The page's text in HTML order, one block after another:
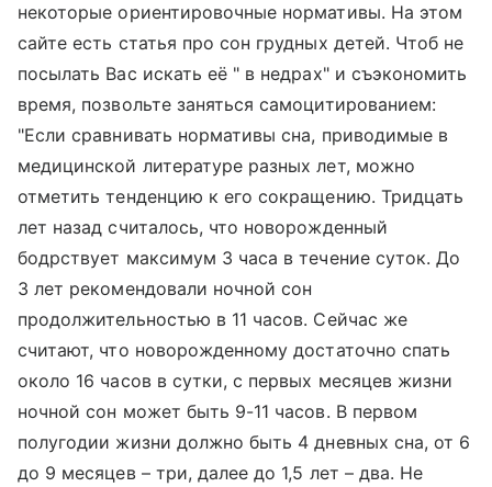
некоторые ориентировочные нормативы. На этом
сайте есть статья про сон грудных детей. Чтоб не
посылать Вас искать её " в недрах" и съэкономить
время, позвольте заняться самоцитированием:
"Если сравнивать нормативы сна, приводимые в
медицинской литературе разных лет, можно
отметить тенденцию к его сокращению. Тридцать
лет назад считалось, что новорожденный
бодрствует максимум 3 часа в течение суток. До
3 лет рекомендовали ночной сон
продолжительностью в 11 часов. Сейчас же
считают, что новорожденному достаточно спать
около 16 часов в сутки, с первых месяцев жизни
ночной сон может быть 9-11 часов. В первом
полугодии жизни должно быть 4 дневных сна, от 6
до 9 месяцев – три, далее до 1,5 лет – два. Не